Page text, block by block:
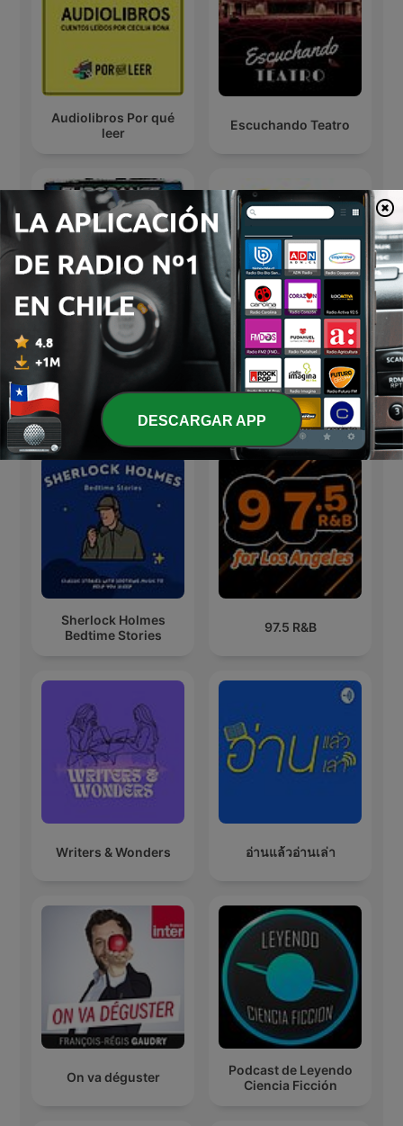
Audiolibros Por qué
leer
Escuchando Teatro
Marky D's Eurodance &
Freestyle
Roc Comedy Cast
Más podcasts internacionales de Arte
Sherlock Holmes
Bedtime Stories
97.5 R&B
Writers & Wonders อ่านแล้วอ่านเล่า
On va déguster
Podcast de Leyendo
Ciencia Ficción
DESCARGAR APP